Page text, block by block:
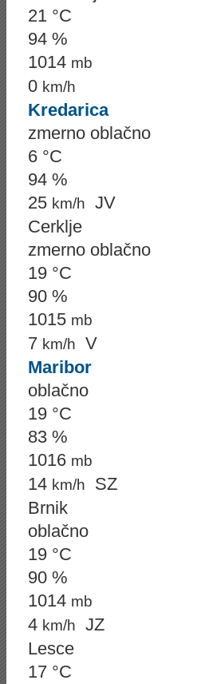
21 °C
94 %
1014 mb
0 km/h
Kredarica
zmerno oblačno
6 °C
94 %
25 km/h
JV
Cerklje
zmerno oblačno
19 °C
90 %
1015 mb
7 km/h
V
Maribor
oblačno
19 °C
83 %
1016 mb
14 km/h
SZ
Brnik
oblačno
19 °C
90 %
1014 mb
4 km/h
JZ
Lesce
17 °C